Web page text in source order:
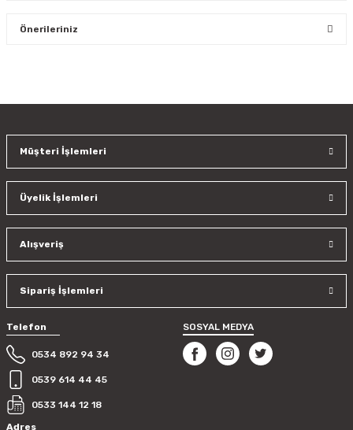
Önerileriniz
Ürün resmi kalitesiz, bozuk veya görüntülenemiyor.
Ürün bilgilerinde hatalar bulunuyor.
Bu ürüne benzer farklı alternatifler olmalı.
Gönder
Müşteri İşlemleri
Üyelik İşlemleri
Alışveriş
Sipariş İşlemleri
Telefon
0534 892 94 34
0539 614 44 45
0533 144 12 18
SOSYAL MEDYA
Adres